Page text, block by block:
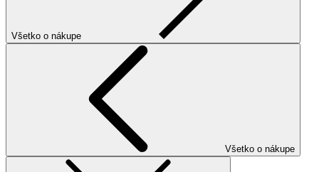
Všetko o nákupe
Všetko o nákupe